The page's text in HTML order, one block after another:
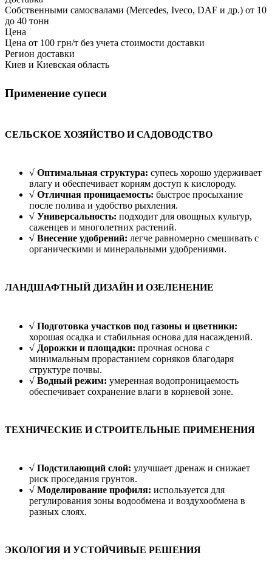
Собственными самосвалами (Mercedes, Iveco, DAF и др.) от 10
до 40 тонн
Цена
Цена от 100 грн/т без учета стоимости доставки
Регион доставки
Киев и Киевская область
Применение супеси
СЕЛЬСКОЕ ХОЗЯЙСТВО И САДОВОДСТВО
√ Оптимальная структура: супесь хорошо удерживает
влагу и обеспечивает корням доступ к кислороду.
√ Отличная проницаемость: быстрое просыхание
после полива и удобство рыхления.
√ Универсальность: подходит для овощных культур,
саженцев и многолетних растений.
√ Внесение удобрений: легче равномерно смешивать с
органическими и минеральными удобрениями.
ЛАНДШАФТНЫЙ ДИЗАЙН И ОЗЕЛЕНЕНИЕ
√ Подготовка участков под газоны и цветники:
хорошая осадка и стабильная основа для насаждений.
√ Дорожки и площадки: прочная основа с
минимальным прорастанием сорняков благодаря
структуре почвы.
√ Водный режим: умеренная водопроницаемость
обеспечивает сохранение влаги в корневой зоне.
ТЕХНИЧЕСКИЕ И СТРОИТЕЛЬНЫЕ ПРИМЕНЕНИЯ
√ Подстилающий слой: улучшает дренаж и снижает
риск проседания грунтов.
√ Моделирование профиля: используется для
регулирования зоны водообмена и воздухообмена в
разных слоях.
ЭКОЛОГИЯ И УСТОЙЧИВЫЕ РЕШЕНИЯ